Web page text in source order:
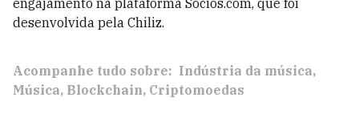
engajamento na plataforma Socios.com, que foi
desenvolvida pela Chiliz.
Acompanhe tudo sobre: Indústria da música
Música Blockchain Criptomoedas